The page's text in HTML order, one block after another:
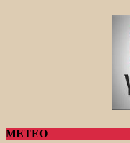
METEO